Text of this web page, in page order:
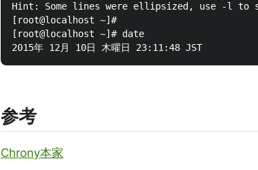
Hint: Some lines were ellipsized, use -l to
[root@localhost ~]#
[root@localhost ~]# date
参考
Chrony本家